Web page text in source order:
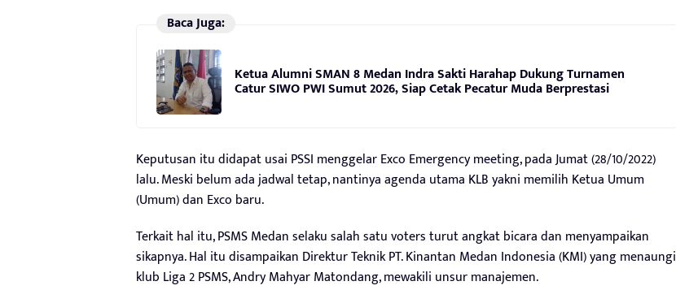
Baca Juga:
Ketua Alumni SMAN 8 Medan Indra Sakti Harahap Dukung Turnamen
Catur SIWO PWI Sumut 2026, Siap Cetak Pecatur Muda Berprestasi
Keputusan itu didapat usai PSSI menggelar Exco Emergency meeting, pada Jumat (28/10/2022)
lalu. Meski belum ada jadwal tetap, nantinya agenda utama KLB yakni memilih Ketua Umum
(Umum) dan Exco baru.
Terkait hal itu, PSMS Medan selaku salah satu voters turut angkat bicara dan menyampaikan
sikapnya. Hal itu disampaikan Direktur Teknik PT. Kinantan Medan Indonesia (KMI) yang menaungi
klub Liga 2 PSMS, Andry Mahyar Matondang, mewakili unsur manajemen.